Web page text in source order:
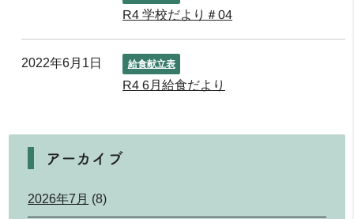
R4 学校だより＃04
2022年6月1日 給食献立表
R4 6月給食だより
アーカイブ
2026年7月 (8)